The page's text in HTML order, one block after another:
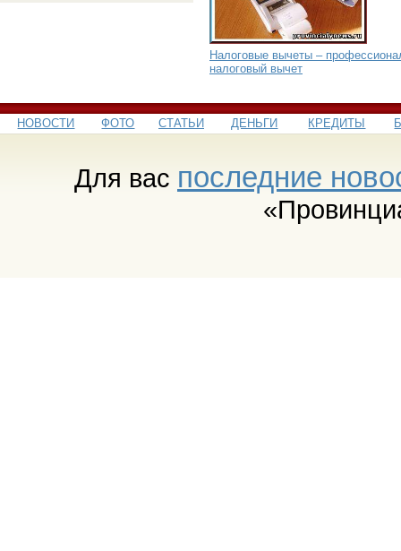
Налоговые вычеты –
налоговый вычет
НОВОСТИ ФОТО СТАТЬИ ДЕНЬГИ КРЕДИТЫ
Для вас последние